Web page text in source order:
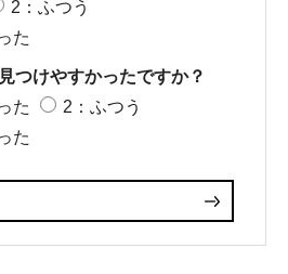
2：ふつう
た
つけやすかったですか？
た
2：ふつう
た